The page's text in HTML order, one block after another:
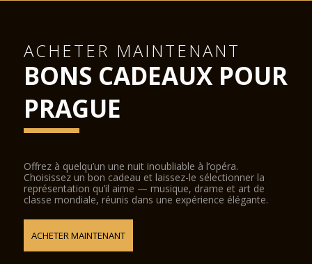
ACHETER MAINTENANT
BONS CADEAUX POUR
PRAGUE
Offrez à quelqu’un une nuit inoubliable à l’opéra.
Choisissez un bon cadeau et laissez-le sélectionner la
représentation qu’il aime — musique, drame et art de
classe mondiale, réunis dans une expérience élégante.
ACHETER MAINTENANT